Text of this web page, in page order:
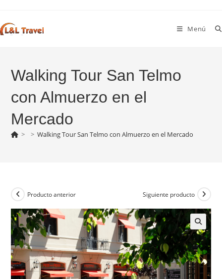
contenido
Menú
Walking Tour San Telmo
con Almuerzo en el
Mercado
> > Walking Tour San Telmo con Almuerzo en el Mercado
Producto anterior Siguiente producto